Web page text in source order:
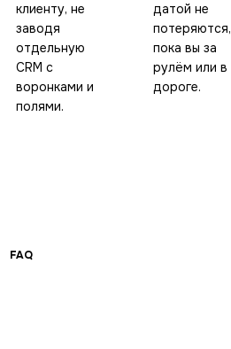
клиенту, не
заводя
отдельную
CRM с
воронками и
полями.
датой не
потеряются,
пока вы за
рулём или в
дороге.
FAQ